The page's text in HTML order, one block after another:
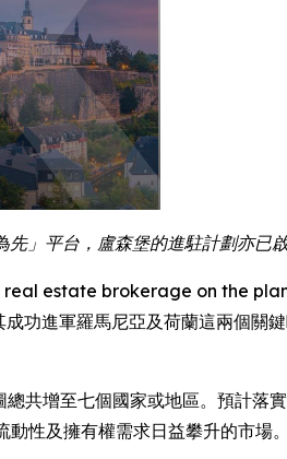
」平台，盧森堡的進駐計劃亦已啟
estate brokerage on the
功進軍羅馬尼亞及荷蘭這兩個關
共增至七個國家或地區。預計落
性及擁有權需求日益攀升的市場